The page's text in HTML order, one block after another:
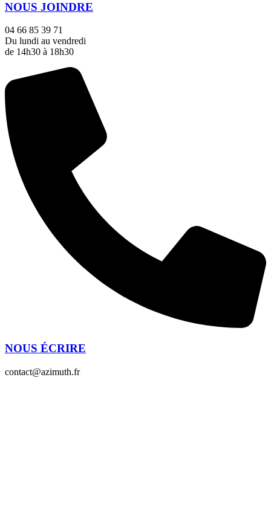
NOUS JOINDRE
04 66 85 39 71
Du lundi au vendredi
de 14h30 à 18h30
NOUS ÉCRIRE
contact@azimuth.fr